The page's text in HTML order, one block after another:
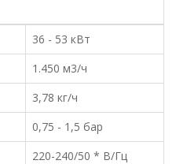
36 - 53 кВт
1.450 м3/ч
3,78 кг/ч
0,75 - 1,5 бар
220-240/50 * В/Гц